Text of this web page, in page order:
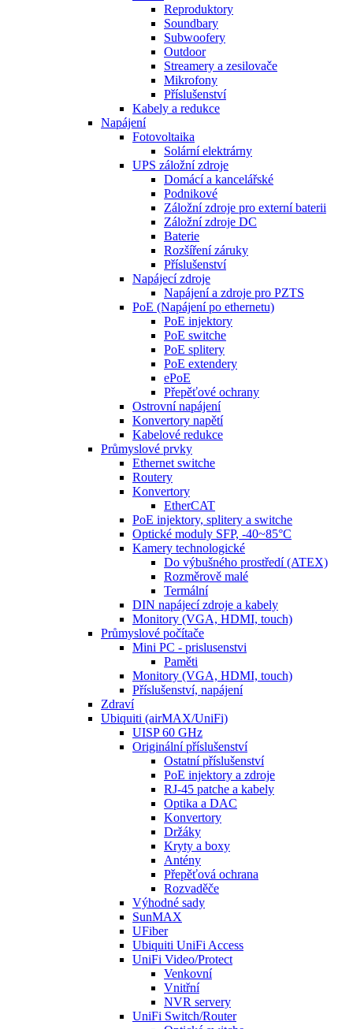
Reproduktory
Soundbary
Subwoofery
Outdoor
Streamery a zesilovače
Mikrofony
Příslušenství
Kabely a redukce
Napájení
Fotovoltaika
Solární elektrárny
UPS záložní zdroje
Domácí a kancelářské
Podnikové
Záložní zdroje pro externí baterii
Záložní zdroje DC
Baterie
Rozšíření záruky
Příslušenství
Napájecí zdroje
Napájení a zdroje pro PZTS
PoE (Napájení po ethernetu)
PoE injektory
PoE switche
PoE splitery
PoE extendery
ePoE
Přepěťové ochrany
Ostrovní napájení
Konvertory napětí
Kabelové redukce
Průmyslové prvky
Ethernet switche
Routery
Konvertory
EtherCAT
PoE injektory, splitery a switche
Optické moduly SFP, -40~85°C
Kamery technologické
Do výbušného prostředí (ATEX)
Rozměrově malé
Termální
DIN napájecí zdroje a kabely
Monitory (VGA, HDMI, touch)
Průmyslové počítače
Mini PC - prislusenstvi
Paměti
Monitory (VGA, HDMI, touch)
Příslušenství, napájení
Zdraví
Ubiquiti (airMAX/UniFi)
UISP 60 GHz
Originální příslušenství
Ostatní příslušenství
PoE injektory a zdroje
RJ-45 patche a kabely
Optika a DAC
Konvertory
Držáky
Kryty a boxy
Antény
Přepěťová ochrana
Rozvaděče
Výhodné sady
SunMAX
UFiber
Ubiquiti UniFi Access
UniFi Video/Protect
Venkovní
Vnitřní
NVR servery
UniFi Switch/Router